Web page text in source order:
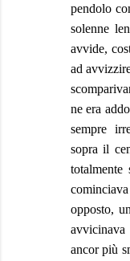
pendolo
solenne
avvide,
ad
ne era
sempre
sopra il
totalmente
opposto,
ancor più